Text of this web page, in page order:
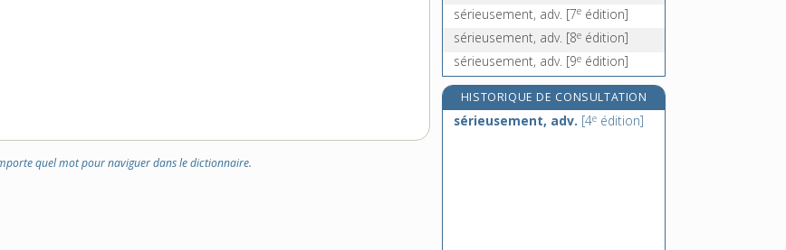
quel mot pour naviguer dans le dictionnaire.
sérieusement, adv. [7e édition]
sérieusement, adv. [8e édition]
sérieusement, adv. [9e édition]
HISTORIQUE DE CONSULTATION
sérieusement, adv. [4e édition]